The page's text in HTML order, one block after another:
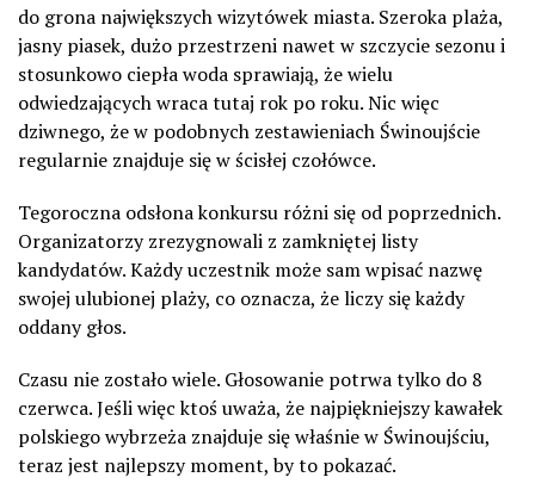
do grona największych wizytówek miasta. Szeroka plaża,
jasny piasek, dużo przestrzeni nawet w szczycie sezonu i
stosunkowo ciepła woda sprawiają, że wielu
odwiedzających wraca tutaj rok po roku. Nic więc
dziwnego, że w podobnych zestawieniach Świnoujście
regularnie znajduje się w ścisłej czołówce.
Tegoroczna odsłona konkursu różni się od poprzednich.
Organizatorzy zrezygnowali z zamkniętej listy
kandydatów. Każdy uczestnik może sam wpisać nazwę
swojej ulubionej plaży, co oznacza, że liczy się każdy
oddany głos.
Czasu nie zostało wiele. Głosowanie potrwa tylko do 8
czerwca. Jeśli więc ktoś uważa, że najpiękniejszy kawałek
polskiego wybrzeża znajduje się właśnie w Świnoujściu,
teraz jest najlepszy moment, by to pokazać.